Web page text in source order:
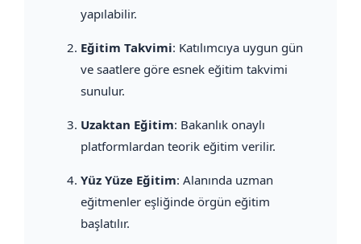
yapılabilir.
Eğitim Takvimi: Katılımcıya uygun gün
ve saatlere göre esnek eğitim takvimi
sunulur.
Uzaktan Eğitim: Bakanlık onaylı
platformlardan teorik eğitim verilir.
Yüz Yüze Eğitim: Alanında uzman
eğitmenler eşliğinde örgün eğitim
başlatılır.